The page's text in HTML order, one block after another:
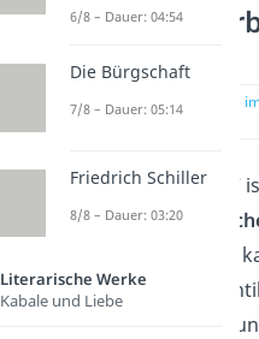
Das
Übersicht
zur Stelle
(00:17)
„Das Marmorbild“
vonJoseph von
. Du
Epoche der
handelt von dem
6/8 – Dauer: 04:54
Die Bürgschaft
7/8 – Dauer: 05:14
Friedrich Schiller
8/8 – Dauer: 03:20
Literarische Werke
Kabale und Liebe